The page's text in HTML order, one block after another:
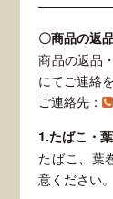
〇商品の返
商品の返品
にてご連絡
ご連絡先：
1.たばこ・
たばこ、葉
意ください。